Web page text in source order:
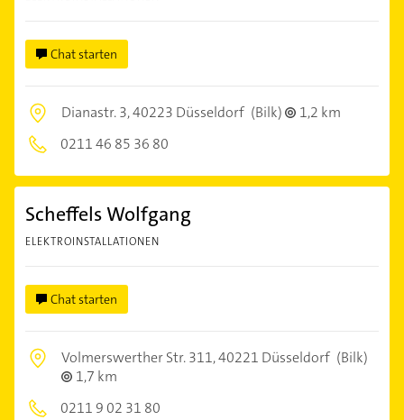
Chat starten
Dianastr. 3,40223 Düsseldorf (Bilk)
1,2 km
0211 46 85 36 80
Scheffels Wolfgang
ELEKTROINSTALLATIONEN
Chat starten
Volmerswerther Str. 311,40221 Düsseldorf (Bilk)
1,7 km
0211 9 02 31 80